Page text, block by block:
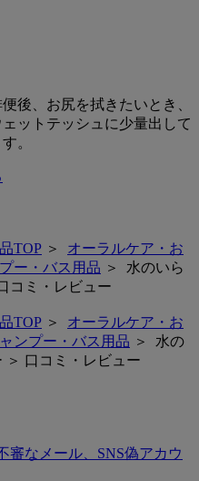
後、お尻を拭きたいとき、
ットテッシュに少量出して
。
TOP ＞ オーラルケア・お
ー・バス用品 ＞ 水のいら
コミ・レビュー
TOP ＞ オーラルケア・お
ンプー・バス用品 ＞ 水の
＞ 口コミ・レビュー
審なメール、SNS偽アカウ